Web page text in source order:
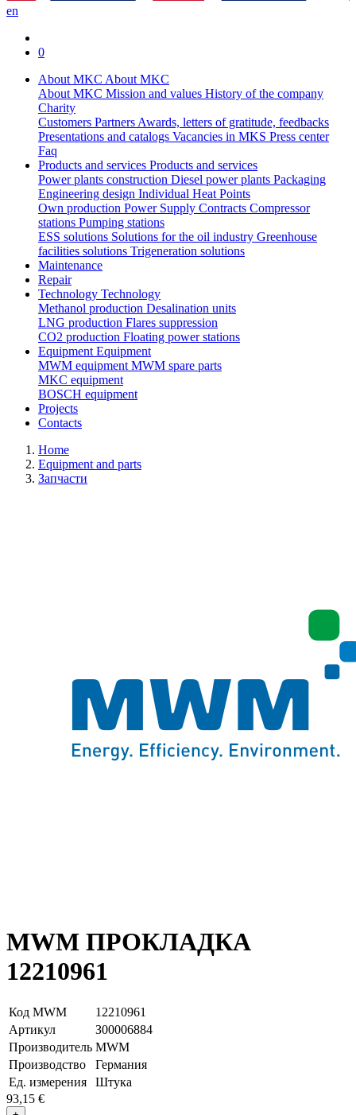
en
0
About MKC About MKC
About MKC Mission and values History of the company
Charity
Customers PartnersAwards, letters of gratitude, feedbacks
Presentations and catalogs Vacancies in MKS Press center
Faq
Products and services Products and services
Power plants construction Diesel power plants Packaging
Engineering design Individual Heat Points
Own production Power Supply Contracts Compressor
stations Pumping stations
ESS solutions Solutions for the oil industry Greenhouse
facilities solutions Trigeneration solutions
Maintenance
Repair
Technology Technology
Methanol production Desalination units
LNG production Flares suppression
СО2 production Floating power stations
EquipmentEquipment
MWM equipmentMWM spare parts
MKC equipment
BOSCH equipment
Projects
Contacts
Home
Equipment and parts
Запчасти
MWM ПРОКЛАДКА
12210961
Код MWM
12210961
Артикул
З00006884
Производитель MWM
Производство
Германия
Ед. измерения
Штука
93,15 €